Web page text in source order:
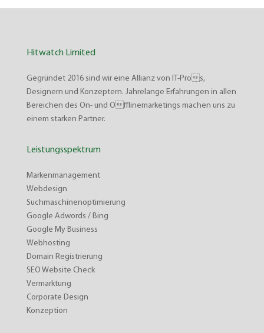
Hitwatch Limited
Gegründet 2016 sind wir eine Allianz von IT-Pros,
Designern und Konzeptern. Jahrelange Erfahrungen in allen
Bereichen des On- und Offlinemarketings machen uns zu
einem starken Partner.
Leistungsspektrum
Markenmanagement
Webdesign
Suchmaschinenoptimierung
Google Adwords / Bing
Google My Business
Webhosting
Domain Registrierung
SEO Website Check
Vermarktung
Corporate Design
Konzeption